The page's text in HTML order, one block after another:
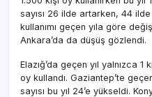
sayısı 26 ilde artarken, 44
kullanımı geçen yıla göre
Ankara’da da düşüş gözlendi.
Elazığ’da geçen yıl yalnızca
oy kullandı. Gaziantep’te
sayısı bu yıl 24’e yükseldi.